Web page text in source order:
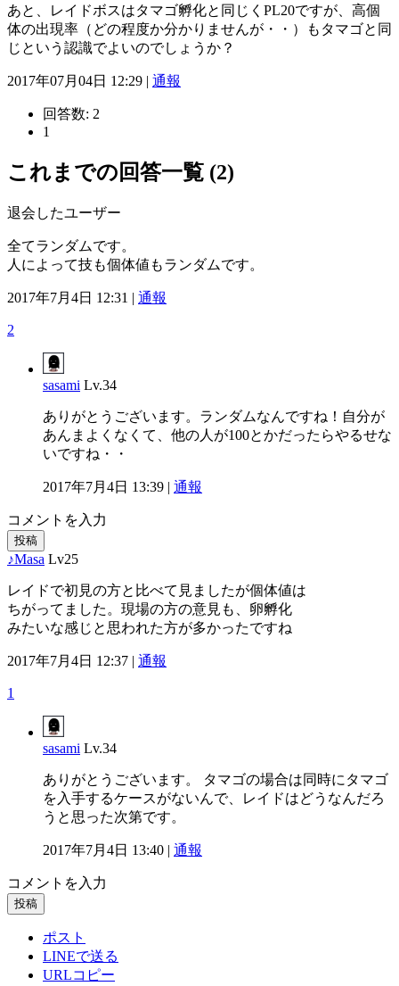
あと、レイドボスはタマゴ孵化と同じくPL20ですが、高個
体の出現率（どの程度か分かりませんが・・）もタマゴと同
じという認識でよいのでしょうか？
2017年07月04日 12:29 | 通報
回答数: 2
1
これまでの回答一覧 (2)
退会したユーザー
全てランダムです。
人によって技も個体値もランダムです。
2017年7月4日 12:31 | 通報
2
sasami Lv.34
ありがとうございます。ランダムなんですね！自分が
あんまよくなくて、他の人が100とかだったらやるせな
いですね・・
2017年7月4日 13:39 | 通報
コメントを入力
投稿
♪Masa Lv25
レイドで初見の方と比べて見ましたが個体値は
ちがってました。現場の方の意見も、卵孵化
みたいな感じと思われた方が多かったですね
2017年7月4日 12:37 | 通報
1
sasami Lv.34
ありがとうございます。 タマゴの場合は同時にタマゴ
を入手するケースがないんで、レイドはどうなんだろ
うと思った次第です。
2017年7月4日 13:40 | 通報
コメントを入力
投稿
ポスト
LINEで送る
URLコピー